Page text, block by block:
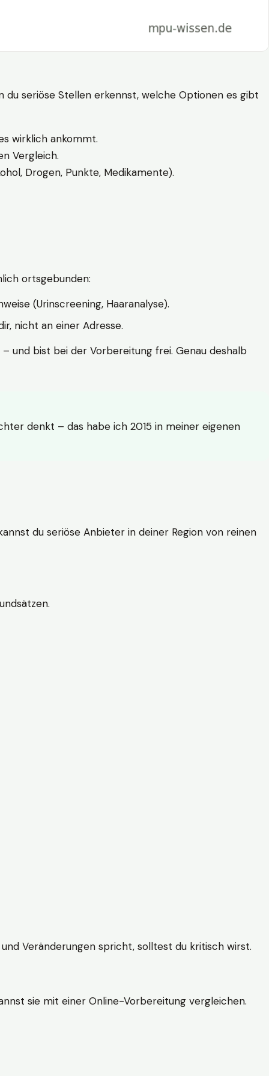
seriöse Stellen erkennst, welche Optionen es gibt
wirklich ankommt.
Vergleich.
Drogen, Punkte, Medikamente).
ortsgebunden:
(Urinscreening, Haaranalyse).
nicht an einer Adresse.
und bist bei der Vorbereitung frei. Genau deshalb
denkt – das habe ich 2015 in meiner eigenen
du seriöse Anbieter in deiner Region von reinen
Veränderungen spricht, solltest du kritisch wirst.
sie mit einer Online-Vorbereitung vergleichen.